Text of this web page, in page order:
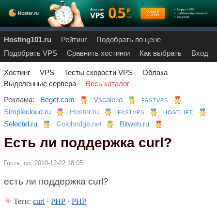
Hosting101.ru Рейтинг
Подобрать по цене
Подобрать VPS
Сравнить хостинги Как выбрать Вход
Хостинг VPS Тесты скорости VPS
Облака
Выделенные сервера
Весь каталог
Реклама:
Beget.com Vscale.io FASTVPS
Simplecloud.ru Hoster.ru FASTVPS HOSTLIFE
Selectel.ru Colobridge.net Bitweb.ru
Есть ли поддержка curl?
Гость, ср, 2010-12-22 18:05
есть ли поддержка curl?
Теги:curl ·PHP ·PHP